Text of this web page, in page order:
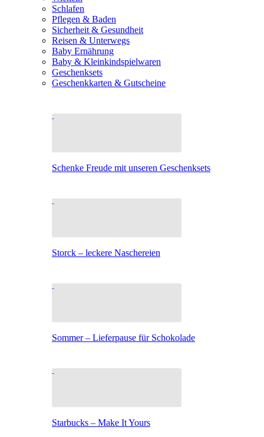
Schlafen
Pflegen & Baden
Sicherheit & Gesundheit
Reisen & Unterwegs
Baby Ernährung
Baby & Kleinkindspielwaren
Geschenksets
Geschenkkarten & Gutscheine
Schenke Freude mit unseren Geschenksets
Storck – leckere Naschereien
Sommer – Lieferpause für Schokolade
Starbucks – Make It Yours